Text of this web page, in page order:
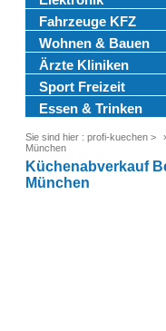
Fahrzeuge KFZ
Wohnen & Bauen
Ärzte Kliniken
Sport Freizeit
Essen & Trinken
Sie sind hier : profi-kuechen >
München
Küchenabverkauf
München